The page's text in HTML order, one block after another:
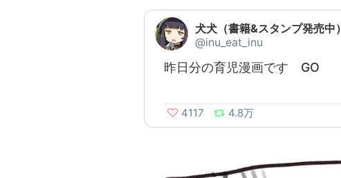
犬犬（書籍&スタンプ発売中）
@inu_eat_inu
昨日分の育児漫画です GO
4117 4.8万